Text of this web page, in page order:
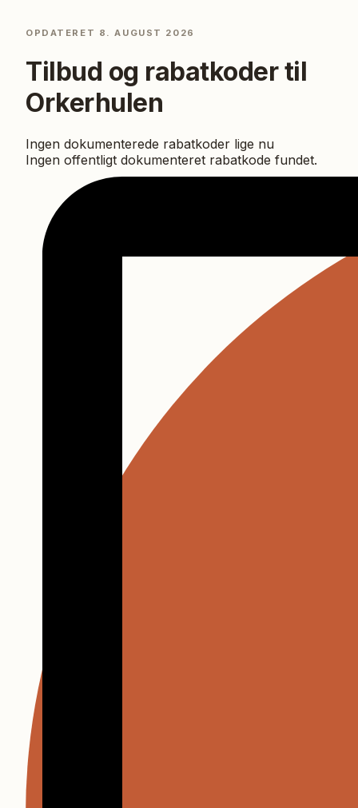
OPDATERET 8. AUGUST 2026
Tilbud og rabatkoder til
Orkerhulen
Ingen dokumenterede rabatkoder lige nu
Ingen offentligt dokumenteret rabatkode fundet.